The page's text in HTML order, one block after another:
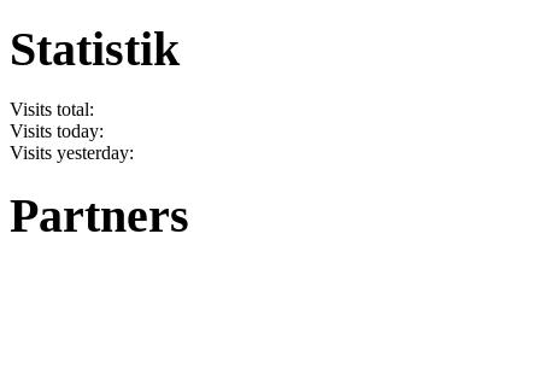
Statistik
Visits total:
Visits today:
Visits yesterday:
Partners